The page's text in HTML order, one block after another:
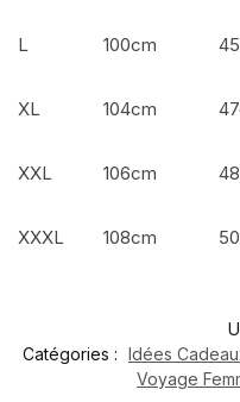
L 100cm
XL 104cm
XXL 106cm
XXXL 108cm
Catégories : Idées
Voyage